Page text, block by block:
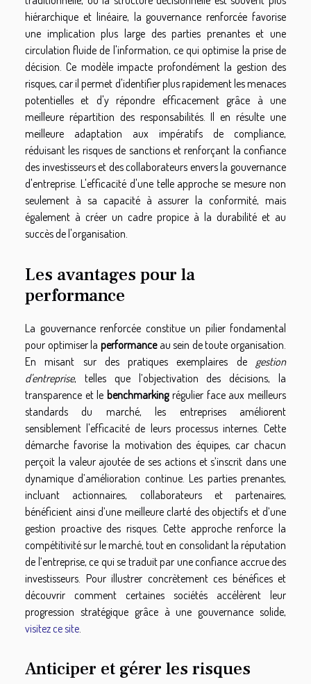
hiérarchique et linéaire, la gouvernance renforcée favorise
une implication plus large des parties prenantes et une
circulation fluide de l'information, ce qui optimise la prise de
décision. Ce modèle impacte profondément la gestion des
risques, car il permet d'identifier plus rapidement les menaces
potentielles et d'y répondre efficacement grâce à une
meilleure répartition des responsabilités. Il en résulte une
meilleure adaptation aux impératifs de compliance,
réduisant les risques de sanctions et renforçant la confiance
des investisseurs et des collaborateurs envers la gouvernance
d'entreprise. L'efficacité d'une telle approche se mesure non
seulement à sa capacité à assurer la conformité, mais
également à créer un cadre propice à la durabilité et au
succès de l'organisation.
Les avantages pour la
performance
La gouvernance renforcée constitue un pilier fondamental
pour optimiser la performanceau sein de toute organisation.
En misant sur des pratiques exemplaires de gestion
d'entreprise, telles que l’objectivation des décisions, la
transparence et lebenchmarkingrégulier face aux meilleurs
standards du marché, les entreprises améliorent
sensiblement l'efficacité de leurs processus internes. Cette
démarche favorise la motivation des équipes, car chacun
perçoit la valeur ajoutée de ses actions et s’inscrit dans une
dynamique d’amélioration continue. Les parties prenantes,
incluant actionnaires, collaborateurs et partenaires,
bénéficient ainsi d’une meilleure clarté des objectifs et d’une
gestion proactive des risques. Cette approche renforce la
compétitivité sur le marché, tout en consolidant la réputation
de l’entreprise, ce qui se traduit par une confiance accrue des
investisseurs. Pour illustrer concrètement ces bénéfices et
découvrir comment certaines sociétés accélèrent leur
progression stratégique grâce à une gouvernance solide,
visitez ce site
Anticiper et gérer les risques